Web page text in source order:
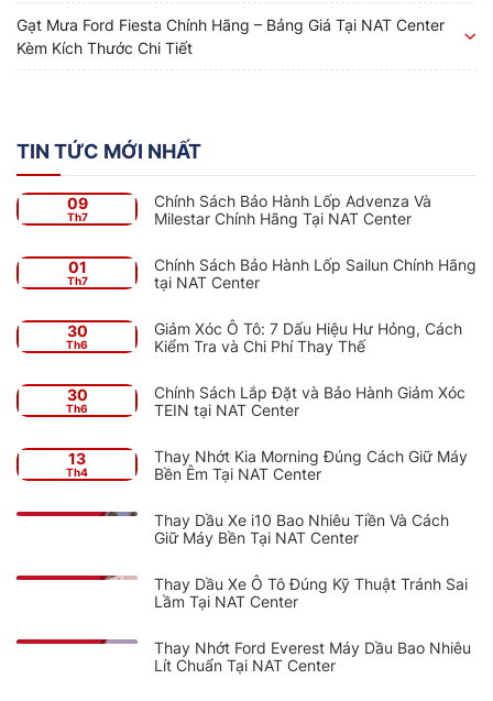
Gạt Mưa Ford Fiesta Chính Hãng – Bảng Giá Tại NAT Center
Kèm Kích Thước Chi Tiết
TIN TỨC MỚI NHẤT
09
Th7
Chính Sách Bảo Hành Lốp Advenza Và
Milestar Chính Hãng Tại NAT Center
01
Th7
Chính Sách Bảo Hành Lốp Sailun Chính Hãng
tại NAT Center
30
Th6
Giảm Xóc Ô Tô: 7 Dấu Hiệu Hư Hỏng, Cách
Kiểm Tra và Chi Phí Thay Thế
30
Th6
Chính Sách Lắp Đặt và Bảo Hành Giảm Xóc
TEIN tại NAT Center
13
Th4
Thay Nhớt Kia Morning Đúng Cách Giữ Máy
Bền Êm Tại NAT Center
Thay Dầu Xe i10 Bao Nhiêu Tiền Và Cách
Giữ Máy Bền Tại NAT Center
Thay Dầu Xe Ô Tô Đúng Kỹ Thuật Tránh Sai
Lầm Tại NAT Center
Thay Nhớt Ford Everest Máy Dầu Bao Nhiêu
Lít Chuẩn Tại NAT Center